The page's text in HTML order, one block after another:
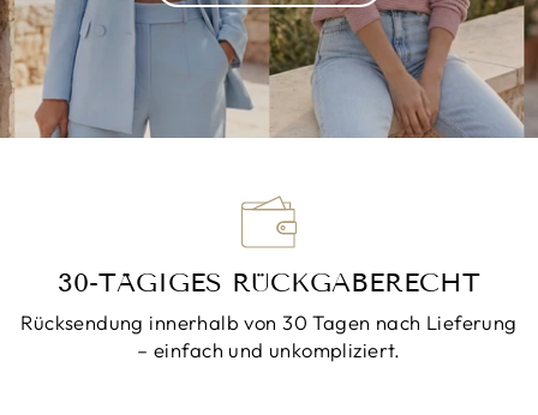
30-TÄGIGES RÜCKGABERECHT
Rücksendung innerhalb von 30 Tagen nach Lieferung
– einfach und unkompliziert.